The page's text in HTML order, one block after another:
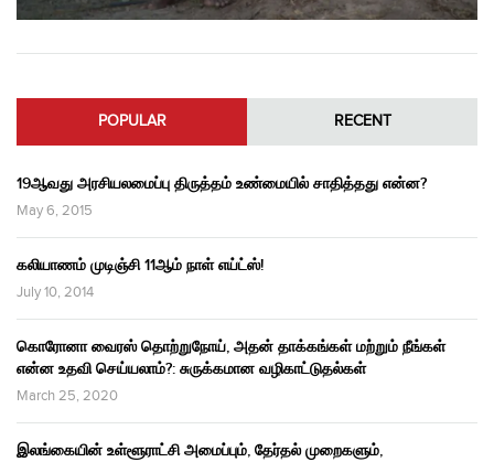
POPULAR RECENT
19ஆவது அரசியலமைப்பு திருத்தம் உண்மையில் சாதித்தது என்ன?
May 6, 2015
கலியாணம் முடிஞ்சி 11ஆம் நாள் எய்ட்ஸ்!
July 10, 2014
கொரோனா வைரஸ் தொற்றுநோய், அதன் தாக்கங்கள் மற்றும் நீங்கள்
என்ன உதவி செய்யலாம்?: சுருக்கமான வழிகாட்டுதல்கள்
March 25, 2020
இலங்கையின் உள்ளூராட்சி அமைப்பும், தேர்தல் முறைகளும்,